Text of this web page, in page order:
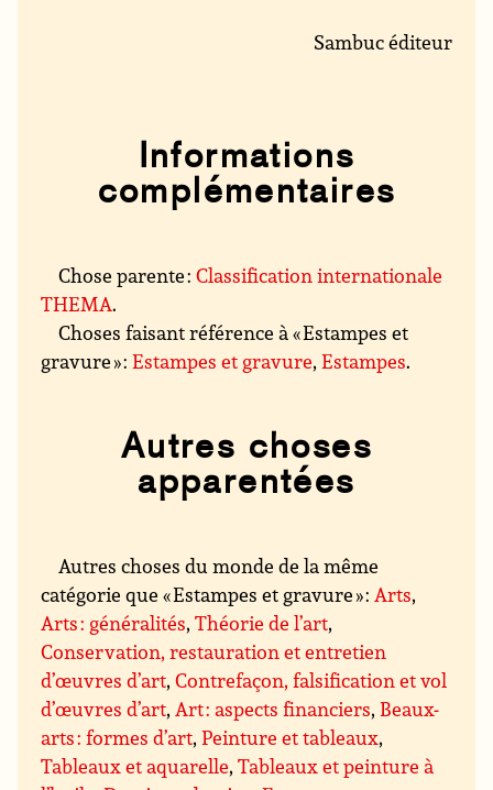
Sambuc éditeur
Informations
complémentaires
Chose parente :Classification internationale
THEMA.
Choses faisant référence à « Estampes et
gravure » :Estampes et gravure,Estampes.
Autres choses
apparentées
Autres choses du monde de la même
catégorie que « Estampes et gravure » :Arts,
Arts : généralités,Théorie de l’art,
Conservation, restauration et entretien
d’œuvres d’art,Contrefaçon, falsification et vol
d’œuvres d’art,Art : aspects financiers, Beaux-
arts : formes d’art,Peinture et tableaux,
Tableaux et aquarelle,Tableaux et peinture à